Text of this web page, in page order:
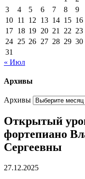
3
4 5 6 7 8
9
10 11 12 13 14 15 16
17 18 19 20 21 22 23
24 25 26 27 28 29 30
31
« Июл
Архивы
Архивы
Открытый
фортепиано
Сергеевны
27.12.2025